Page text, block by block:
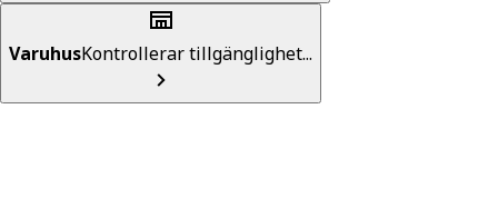
VaruhusKontrollerar tillgänglighet...